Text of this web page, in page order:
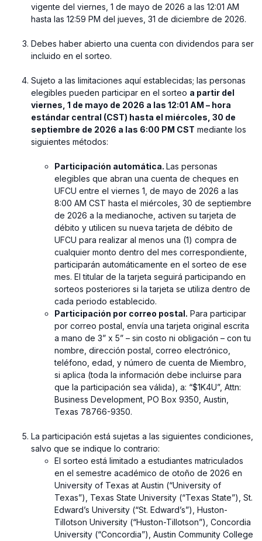
vigente del viernes, 1 de mayo de 2026 a las 12:01 AM
hasta las 12:59 PM del jueves, 31 de diciembre de 2026.
⁠Debes haber abierto una cuenta con dividendos para ser
incluido en el sorteo.
Sujeto a las limitaciones aquí establecidas; las personas
elegibles pueden participar en el sorteo a partir del
viernes, 1 de mayo de 2026 a las 12:01 AM – hora
estándar central (CST) hasta el miércoles, 30 de
septiembre de 2026 a las 6:00 PM CST mediante los
siguientes métodos:
Participación automática.Las personas
elegibles que abran una cuenta de cheques en
UFCU entre el viernes 1, de mayo de 2026 a las
8:00 AM CST hasta el miércoles, 30 de septiembre
de 2026 a la medianoche, activen su tarjeta de
débito y utilicen su nueva tarjeta de débito de
UFCU para realizar al menos una (1) compra de
cualquier monto dentro del mes correspondiente,
participarán automáticamente en el sorteo de ese
mes. El titular de la tarjeta seguirá participando en
sorteos posteriores si la tarjeta se utiliza dentro de
cada periodo establecido.
Participación por correo postal. Para participar
por correo postal, envía una tarjeta original escrita
a mano de 3” x 5” – sin costo ni obligación – con tu
nombre, dirección postal, correo electrónico,
teléfono, edad, y número de cuenta de Miembro,
si aplica (toda la información debe incluirse para
que la participación sea válida), a: “$1K4U”, Attn:
Business Development, PO Box 9350, Austin,
Texas 78766-9350.
⁠La participación está sujetas a las siguientes condiciones,
salvo que se indique lo contrario:
El sorteo está limitado a estudiantes matriculados
en el semestre académico de otoño de 2026 en
University of Texas at Austin (“University of
Texas”), Texas State University (“Texas State”), St.
Edward’s University (“St. Edward’s”), Huston-
Tillotson University (“Huston-Tillotson”), Concordia
University (“Concordia”), Austin Community College